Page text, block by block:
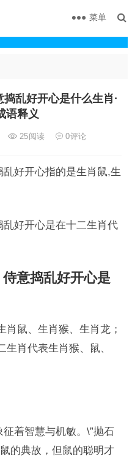
菜单
乱好开心是什么生肖·
语释义
25阅读 0评论
好开心指的是生肖鼠,生
好开心是在十二生肖代
意捣乱好开心是
肖鼠、生肖猴、生肖龙；
生肖代表生肖猴、鼠、
着智慧与机敏。\”抛石
的典故，但鼠的聪明才